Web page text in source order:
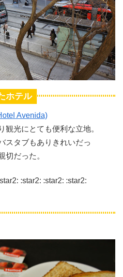
ホテル
Avenida)
観光にとても便利な立地。
スタブもありきれいだっ
切だった。
:star2: :star2: :star2: